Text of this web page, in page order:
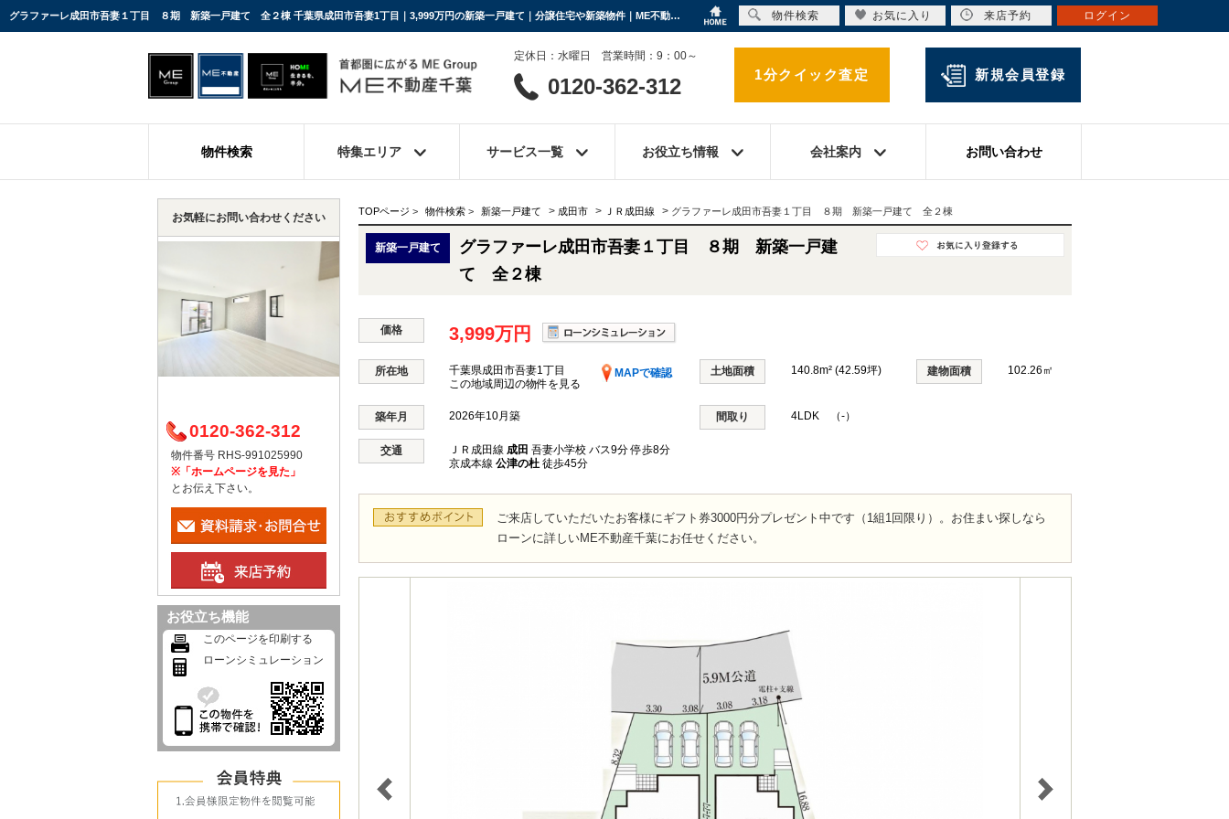
グラファーレ成田市吾妻１丁目 ８期 新築一戸建て 全２棟 千葉県成田市吾妻1丁目｜3,999万円の新築一戸建て｜分譲住宅や新築物件｜ME不動産千葉
定休日：水曜日 営業時間：9：00～
0120-362-312 1分クイック査定 新規会員登録
物件検索 特集エリア サービス一覧 お役立ち情報 会社案内 お問い合わせ
TOPページ > 物件検索 > 新築一戸建て > 成田市 > ＪＲ成田線 > グラファーレ成田市吾妻１丁目 ８期 新築一戸建て 全２棟
新築一戸建て
グラファーレ成田市吾妻１丁目 ８期 新築一戸建
て 全２棟
価格 3,999万円
所在地 千葉県成田市吾妻1丁目
MAPで確認
この地域周辺の物件を見る
土地面積 140.8m² (42.59坪) 建物面積 102.26㎡
築年月 2026年10月築 間取り 4LDK （-）
交通 ＪＲ成田線 成田 吾妻小学校 バス9分 停歩8分
京成本線 公津の杜 徒歩45分
ご来店していただいたお客様にギフト券3000円分プレゼント中です（1組1回限り）。お住まい探しなら
ローンに詳しいME不動産千葉にお任せください。
お気軽にお問い合わせください
0120-362-312
物件番号 RHS-991025990
※「ホームページを見た」
とお伝え下さい。
お役立ち機能
このページを印刷する
ローンシミュレーション
物件検索 お気に入り 来店予約 ログイン